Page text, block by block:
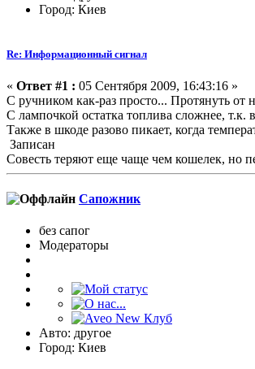
Город: Киев
Re: Информационный сигнал
« Ответ #1 : 05 Сентября 2009, 16:43:16 »
C ручником как-раз просто... Протянуть
С лампочкой остатка топлива сложнее,
Также в шкоде разово пикает, когда
Записан
Совесть теряют еще чаще чем кошелек, но
Сапожник
без сапог
Модераторы
Авто: другое
Город: Киев